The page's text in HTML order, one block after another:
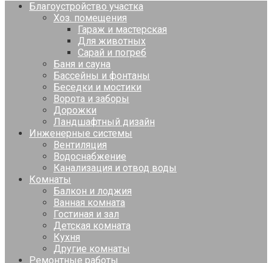
Благоустройство участка
Хоз. помещения
Гараж и мастерская
Для животных
Сарай и погреб
Баня и сауна
Бассейны и фонтаны
Беседки и мостики
Ворота и заборы
Дорожки
Ландшафтный дизайн
Инженерные системы
Вентиляция
Водоснабжение
Канализация и отвод воды
Комнаты
Балкон и лоджия
Ванная комната
Гостиная и зал
Детская комната
Кухня
Другие комнаты
Ремонтные работы